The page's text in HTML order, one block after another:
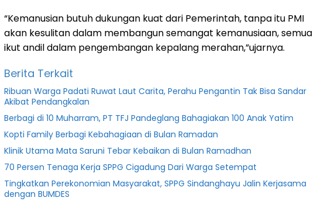
“Kemanusian butuh dukungan kuat dari Pemerintah, tanpa itu PMI
akan kesulitan dalam membangun semangat kemanusiaan, semua
ikut andil dalam pengembangan kepalang merahan,”ujarnya.
Berita Terkait
Ribuan Warga Padati Ruwat Laut Carita, Perahu Pengantin Tak Bisa Sandar
Akibat Pendangkalan
Berbagi di 10 Muharram, PT TFJ Pandeglang Bahagiakan 100 Anak Yatim
Kopti Family Berbagi Kebahagiaan di Bulan Ramadan
Klinik Utama Mata Saruni Tebar Kebaikan di Bulan Ramadhan
70 Persen Tenaga Kerja SPPG Cigadung Dari Warga Setempat
Tingkatkan Perekonomian Masyarakat, SPPG Sindanghayu Jalin Kerjasama
dengan BUMDES